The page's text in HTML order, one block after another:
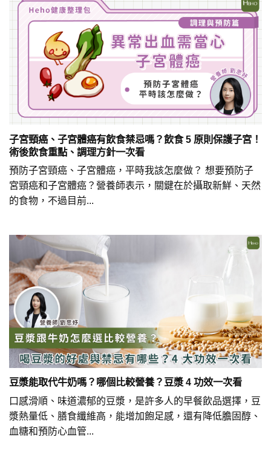
子宮頸癌、子宮體癌有飲食禁忌嗎？飲食 5 原則保護子宮！
術後飲食重點、調理方針一次看
預防子宮頸癌、子宮體癌，平時我該怎麼做？ 想要預防子
宮頸癌和子宮體癌？營養師表示，關鍵在於攝取新鮮、天然
的食物，不過目前...
豆漿能取代牛奶嗎？哪個比較營養？豆漿 4 功效一次看
口感滑順、味道濃郁的豆漿，是許多人的早餐飲品選擇，豆
漿熱量低、膳食纖維高，能增加飽足感，還有降低膽固醇、
血糖和預防心血管...